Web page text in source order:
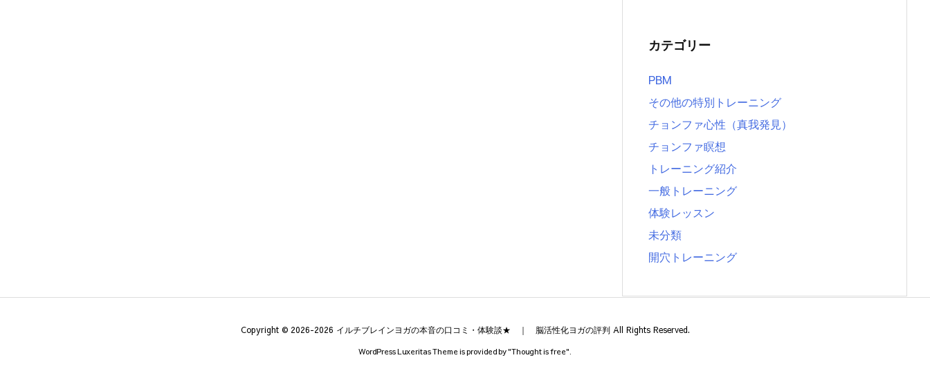
カテゴリー
PBM
その他の特別トレーニング
チョンファ心性（真我発見）
チョンファ瞑想
トレーニング紹介
一般トレーニング
体験レッスン
未分類
開穴トレーニング
Copyright © 2026-2026 イルチブレインヨガの本音の口コミ・体験談★ ｜ 脳活性化ヨガの評判All Rights Reserved.
WordPress Luxeritas Theme is provided by "Thought is free".